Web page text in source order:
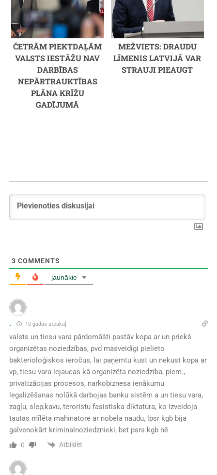
ČETRĀM PIEKTDAĻĀM
VALSTS IESTĀŽU NAV
DARBĪBAS
NEPĀRTRAUKTĪBAS
PLĀNA KRĪŽU
GADĪJUMĀ
MEŽVIETS: DRAUDU
LĪMENIS LATVIJĀ VAR
STRAUJI PIEAUGT
3 COMMENTS
jaunākie
. 10 gadus atpakaļ
valsts un tiesu vara pārdomāšti pastāv kopa ar un priekš
organizētas noziedzības, pvd masveidīgi pielieto
bakterioloģiskos ieročus, lai paņemtu kust un nekust kopa ar
vp, tiesu vara iejaucas kā organizēta noziedzība, piem.,
privatizācijas procesos, narkobiznesa ienākumu
legalizēšanas nolūkā darbojas banku sistēm a un tiesu vara,
zagļu, slep;kavu, teroristu fasistiska diktatūra, ko izveidoja
tautas mīlēta mahinatore ar nobela naudu, lpsr kgb bija
galvenokārt kriminalnoziedznieki, bet psrs kgb nē
0 Atbildēt